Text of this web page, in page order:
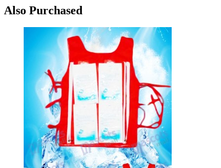
Also Purchased